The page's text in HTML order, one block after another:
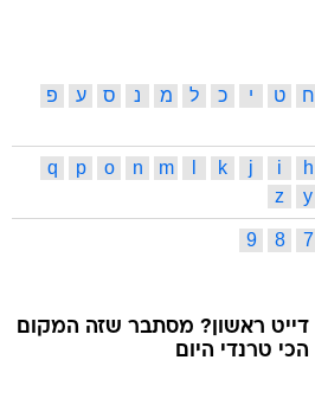
ח ט י כ ל מ נ ס ע
פ
h
i
j
k
m
n
o
p
q
y
z
7
8
9
דייט ראשון? מסתבר שזה המקום
הכי טרנדי היום